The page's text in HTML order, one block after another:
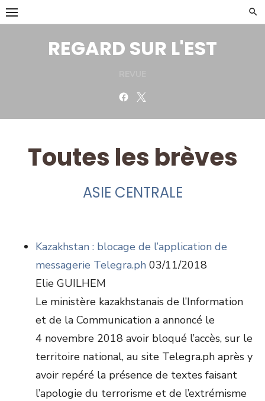
Skip
to
REGARD SUR L'EST
Facebook
Toutes les brèves
ASIE CENTRALE
Kazakhstan : blocage de l’application de
messagerie Telegra.ph 03/11/2018
Elie GUILHEM
Le ministère kazakhstanais de l’Information
et de la Communication a annoncé le
4 novembre 2018 avoir bloqué l’accès, sur le
territoire national, au site Telegra.ph après y
avoir repéré la présence de textes faisant
l’apologie du terrorisme et de l’extrémisme